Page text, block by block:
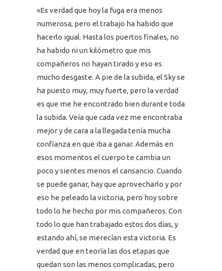
«Es verdad que hoy la fuga era menos
numerosa, pero el trabajo ha habido que
hacerlo igual. Hasta los puertos finales, no
ha habido ni un kilómetro que mis
compañeros no hayan tirado y eso es
mucho desgaste. A pie de la subida, el Sky se
ha puesto muy, muy fuerte, pero la verdad
es que me he encontrado bien durante toda
la subida. Veía que cada vez me encontraba
mejor y de cara a la llegada tenía mucha
confianza en que iba a ganar. Además en
esos momentos el cuerpo te cambia un
poco y sientes menos el cansancio. Cuando
se puede ganar, hay que aprovecharlo y por
eso he peleado la victoria, pero hoy sobre
todo lo he hecho por mis compañeros. Con
todo lo que han trabajado estos dos días, y
estando ahí, se merecían esta victoria. Es
verdad que en teoría las dos etapas que
quedan son las menos complicadas, pero